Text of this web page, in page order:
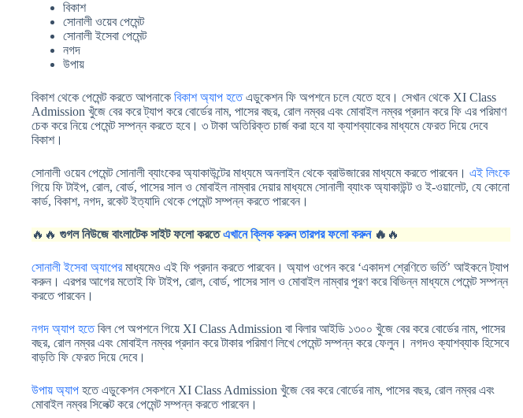
বিকাশ
সোনালী ওয়েব পেমেন্ট
সোনালী ইসেবা পেমেন্ট
নগদ
উপায়
বিকাশ থেকে পেমেন্ট করতে আপনাকে বিকাশ অ্যাপ হতেএডুকেশন ফি অপশনে চলে যেতে হবে। সেখান থেকে XI Class
Admission খুঁজে বের করে ট্যাপ করে বোর্ডের নাম, পাসের বছর, রোল নম্বর এবং মোবাইল নম্বর প্রদান করে ফি এর পরিমাণ
চেক করে নিয়ে পেমেন্ট সম্পন্ন করতে হবে। ৩ টাকা অতিরিক্ত চার্জ করা হবে যা ক্যাশব্যাকের মাধ্যমে ফেরত দিয়ে দেবে
বিকাশ।
সোনালী ওয়েব পেমেন্ট সোনালী ব্যাংকের অ্যাকাউন্টের মাধ্যমে অনলাইন থেকে ব্রাউজারের মাধ্যমে করতে পারবেন। এই লিংকে
গিয়ে ফি টাইপ, রোল, বোর্ড, পাসের সাল ও মোবাইল নাম্বার দেয়ার মাধ্যমে সোনালী ব্যাংক অ্যাকাউন্ট ও ই-ওয়ালেট, যে কোনো
কার্ড, বিকাশ, নগদ, রকেট ইত্যাদি থেকে পেমেন্ট সম্পন্ন করতে পারবেন।
🔥🔥 গুগল নিউজে বাংলাটেক সাইট ফলো করতেএখানে ক্লিক করুন তারপর ফলো করুন🔥 🔥
সোনালী ইসেবা অ্যাপেরমাধ্যমেও এই ফি প্রদান করতে পারবেন। অ্যাপ ওপেন করে ‘একাদশ শ্রেণিতে ভর্তি’ আইকনে ট্যাপ
করুন। এরপর আগের মতোই ফি টাইপ, রোল, বোর্ড, পাসের সাল ও মোবাইল নাম্বার পূরণ করে বিভিন্ন মাধ্যমে পেমেন্ট সম্পন্ন
করতে পারবেন।
নগদ অ্যাপ হতেবিল পে অপশনে গিয়ে XI Class Admission বা বিলার আইডি ১৩০০ খুঁজে বের করে বোর্ডের নাম, পাসের
বছর, রোল নম্বর এবং মোবাইল নম্বর প্রদান করে টাকার পরিমাণ লিখে পেমেন্ট সম্পন্ন করে ফেলুন। নগদও ক্যাশব্যাক হিসেবে
বাড়তি ফি ফেরত দিয়ে দেবে।
উপায় অ্যাপ হতে এডুকেশন সেকশনে XI Class Admission খুঁজে বের করে বোর্ডের নাম, পাসের বছর, রোল নম্বর এবং
মোবাইল নম্বর সিলেক্ট করে পেমেন্ট সম্পন্ন করতে পারবেন।